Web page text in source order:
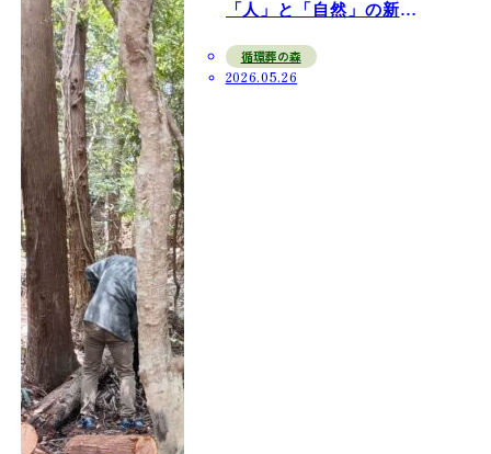
「人」と「自然」の新た
循環葬の森
2026.05.26